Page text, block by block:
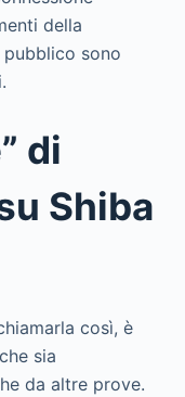
della
sono
di
Shiba
così, è
sia
da altre prove.